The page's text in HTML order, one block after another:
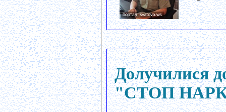
Долучилися
"СТОП